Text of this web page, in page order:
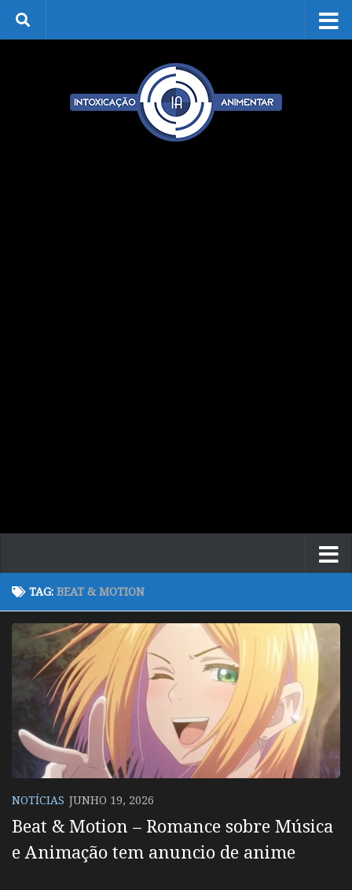
Skip to content
TAG: BEAT & MOTION
NOTÍCIAS JUNHO 19, 2026
Beat & Motion – Romance sobre Música
e Animação tem anuncio de anime